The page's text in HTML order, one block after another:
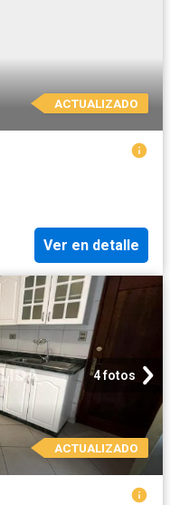
ACTUALIZADO
Ver en detalle
4 fotos
ACTUALIZADO